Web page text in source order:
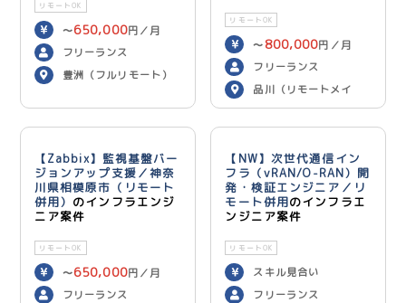
リモートOK
〜650,000円／月
フリーランス
豊洲（フルリモート）
リモートOK
〜 800,000円／月
フリーランス
品川（リモートメイ
ン）
【Zabbix】監視基盤バー
ジョンアップ支援／神奈
川県相模原市（リモート
併用） のインフラエンジ
ニア案件
リモートOK
〜650,000円／月
フリーランス
【NW】次世代通信イン
フラ（vRAN/O-RAN）開
発・検証エンジニア／リ
モート併用のインフラエ
ンジニア案件
リモートOK
スキル見合い
フリーランス